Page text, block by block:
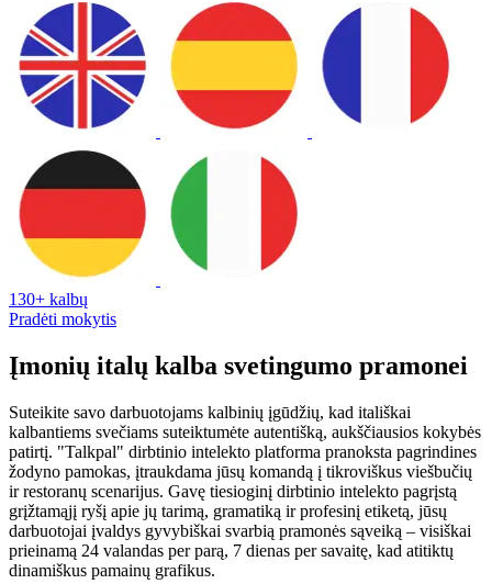
130+ kalbų
Pradėti mokytis
Įmonių italų kalba svetingumo pramonei
Suteikite savo darbuotojams kalbinių įgūdžių, kad itališkai
kalbantiems svečiams suteiktumėte autentišką, aukščiausios kokybės
patirtį. "Talkpal" dirbtinio intelekto platforma pranoksta pagrindines
žodyno pamokas, įtraukdama jūsų komandą į tikroviškus viešbučių
ir restoranų scenarijus. Gavę tiesioginį dirbtinio intelekto pagrįstą
grįžtamąjį ryšį apie jų tarimą, gramatiką ir profesinį etiketą, jūsų
darbuotojai įvaldys gyvybiškai svarbią pramonės sąveiką – visiškai
prieinamą 24 valandas per parą, 7 dienas per savaitę, kad atitiktų
dinamiškus pamainų grafikus.